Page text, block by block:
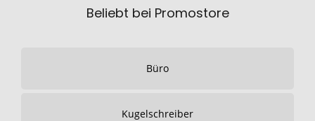
Beliebt bei Promostore
Büro
Kugelschreiber